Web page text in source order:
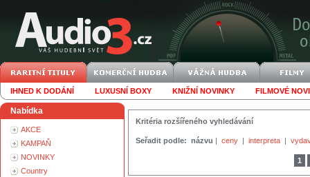
IHNED K DODÁNÍ LUXUSNÍ BOXY KNIŽNÍ NOVINKY FILMOVÉ
Nabídka
AKCE
KAMPAŇ
NOVINKY
Country
Kritéria rozšířeného vyhledávání
Seřadit podle: názvu | ceny | interpreta |
1